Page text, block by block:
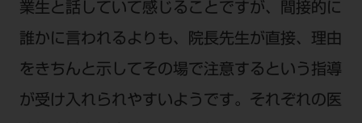
業生と話していて感じることですが、間接的に
誰かに言われるよりも、院長先生が直接、理由
をきちんと示してその場で注意するという指導
が受け入れられやすいようです。それぞれの医